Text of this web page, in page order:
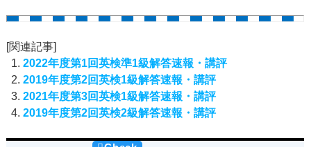
[関連記事]
2022年度第1回英検準1級解答速報・講評
2019年度第2回英検1級解答速報・講評
2021年度第3回英検1級解答速報・講評
2019年度第2回英検2級解答速報・講評